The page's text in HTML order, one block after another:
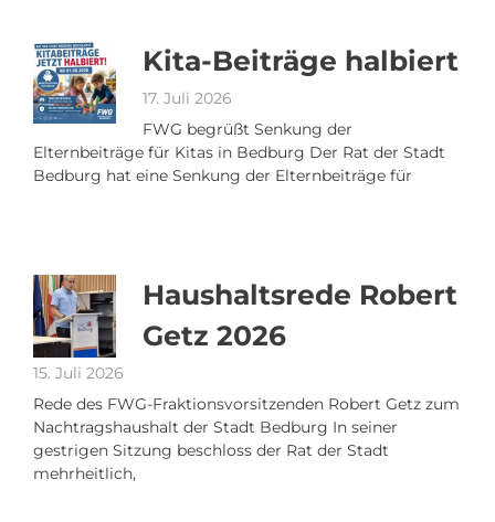
Kita-Beiträge halbiert
17. Juli 2026
FWG begrüßt Senkung der
Elternbeiträge für Kitas in Bedburg Der Rat der Stadt
Bedburg hat eine Senkung der Elternbeiträge für
Haushaltsrede Robert
Getz 2026
15. Juli 2026
Rede des FWG-Fraktionsvorsitzenden Robert Getz zum
Nachtragshaushalt der Stadt Bedburg In seiner
gestrigen Sitzung beschloss der Rat der Stadt
mehrheitlich,